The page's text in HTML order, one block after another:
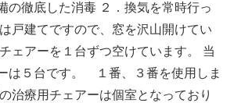
の徹底した消毒 ２．換気を常時行っ
戸建てですので、窓を沢山開けてい
ェアーを１台ずつ空けています。 当
は５台です。 １番、３番を使用しま
治療用チェアーは個室となっており